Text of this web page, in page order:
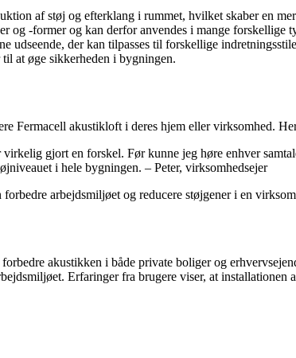
af støj og efterklang i rummet, hvilket skaber en
og -former og kan derfor anvendes i mange forskellige
udseende, der kan tilpasses til forskellige
at øge sikkerheden i bygningen.
Fermacell akustikloft i deres hjem eller virksomhed.
gjort en forskel. Før kunne jeg høre enhver
i hele bygningen. – Peter, virksomhedsejer
arbejdsmiljøet og reducere støjgener i en
akustikken i både private boliger og
Erfaringer fra brugere viser, at